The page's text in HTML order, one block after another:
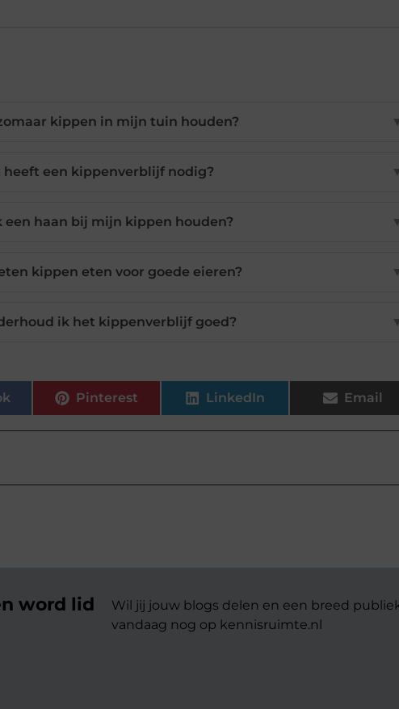
kippen in mijn tuin houden?
heeft een kippenverblijf nodig?
een haan bij mijn kippen houden?
kippen eten voor goede eieren?
ik het kippenverblijf goed?
Pinterest LinkedIn Email
word lid
Wil jij jouw blogs delen en een breed
vandaag nog op kennisruimte.nl